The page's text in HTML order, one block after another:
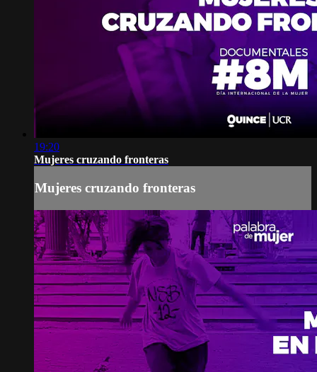
19:20
Mujeres cruzando fronteras
Mujeres cruzando fronteras